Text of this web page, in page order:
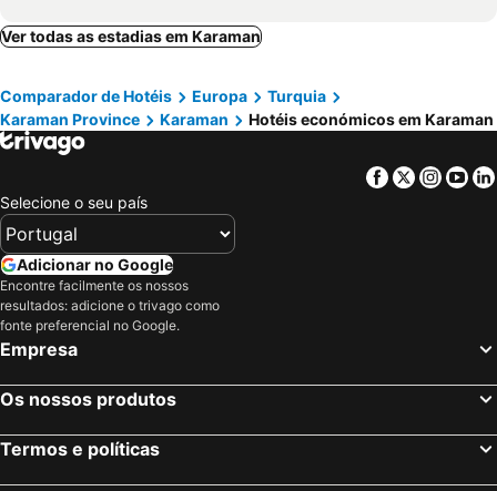
Ver todas as estadias em Karaman
Comparador de Hotéis Europa
Turquia
Karaman Province
Karaman Hotéis económicos em Karaman
Facebook
Twitter
Selecione o seu país
Adicionar no Google
Encontre facilmente os nossos
resultados: adicione o trivago como
fonte preferencial no Google.
Empresa
Os nossos produtos
Termos e políticas